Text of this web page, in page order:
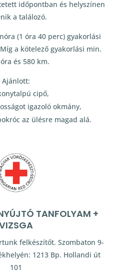
időpontban és helyszínen
a találozó.
(1 óra 40 perc) gyakorlási
a kötelező gyakorlási min.
és 580 km.
Ajánlott:
cipő,
igazoló okmány,
az ülésre magad alá.
TANFOLYAM +
felkészítőt. Szombaton 9-
1213 Bp. Hollandi út
101